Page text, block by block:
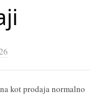
kot prodaja normalno